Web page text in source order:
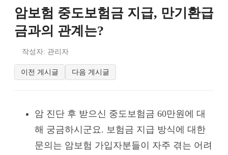
암보험 중도보험금 지급, 만기환급
금과의 관계는?
작성자: 관리자
이전 게시글 다음 게시글
암 진단 후 받으신 중도보험금 60만원에 대
해 궁금하시군요. 보험금 지급 방식에 대한
문의는 암보험 가입자분들이 자주 겪는 어려